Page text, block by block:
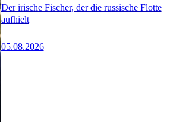
Der irische Fischer, der die russische Flotte
aufhielt
05.08.2026